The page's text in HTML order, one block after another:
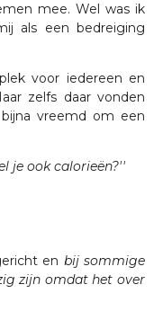
mee. Wel was ik
als een bedreiging
voor iedereen en
zelfs daar vonden
vreemd om een
je ook calorieën?''
en bij sommige
zijn omdat het over